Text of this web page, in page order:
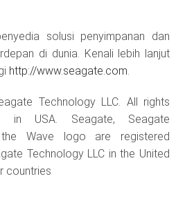
solusi penyimpanan dan
di dunia. Kenali lebih lanjut
http://www.seagate.com.
Technology LLC. All rights
in USA. Seagate, Seagate
Wave logo are registered
Technology LLC in the United
countries